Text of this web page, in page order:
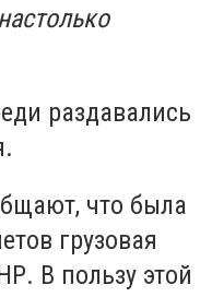
раздавались
что была
грузовая
В пользу этой